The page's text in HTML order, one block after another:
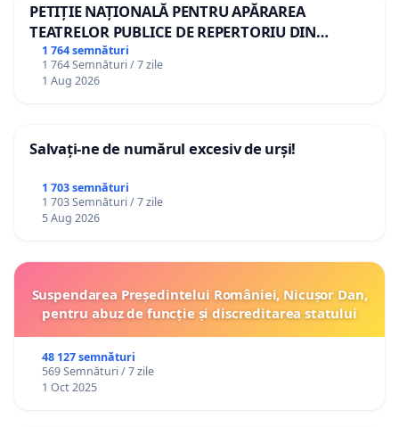
PETIȚIE NAȚIONALĂ PENTRU APĂRAREA
TEATRELOR PUBLICE DE REPERTORIU DIN
ROMÂNIA
1 764 semnături
1 764 Semnături / 7 zile
1 Aug 2026
Salvați-ne de numărul excesiv de urși!
1 703 semnături
1 703 Semnături / 7 zile
5 Aug 2026
Suspendarea Președintelui României, Nicușor Dan,
pentru abuz de funcție și discreditarea statului
48 127 semnături
569 Semnături / 7 zile
1 Oct 2025